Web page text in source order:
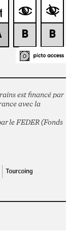
est financé par
avec la
le FEDER (Fonds